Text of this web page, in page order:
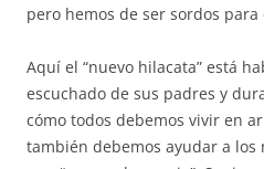
pero hemos de ser sordos para
Aquí el “nuevo hilacata” está
escuchado de sus padres y
cómo todos debemos vivir en
también debemos ayudar a los